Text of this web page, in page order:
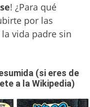
! ¿Para qué
por las
vida padre sin
(si eres de
a la Wikipedia)